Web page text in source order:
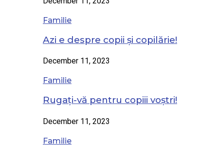
Familie
Azi e despre copii și copilărie!
December 11, 2023
Familie
Rugați-vă pentru copiii voștri!
December 11, 2023
Familie